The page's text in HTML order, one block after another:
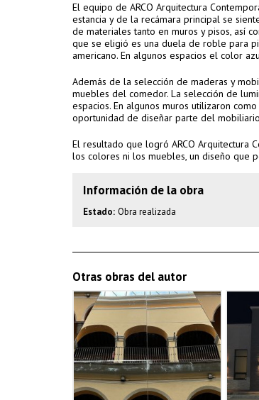
El equipo de ARCO Arquitectura
estancia y de la recámara principal se
de materiales tanto en muros y pisos, así
que se eligió es una duela de roble para
americano. En algunos espacios el color
Además de la selección de maderas y
muebles del comedor. La selección de
espacios. En algunos muros utilizaron
oportunidad de diseñar parte del
El resultado que logró ARCO Arquitectura
los colores ni los muebles, un diseño que
Información de la obra
Estado: Obra realizada
Otras obras del autor